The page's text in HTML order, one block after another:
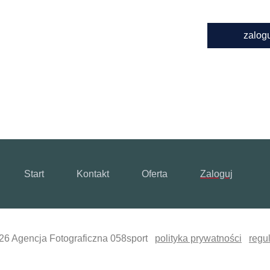
Start Kontakt Oferta Zaloguj
Agencja Fotograficzna 058sport polityka prywatności